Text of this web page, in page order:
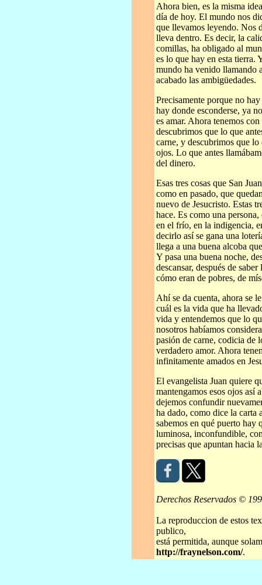
Ahora bien, es la misma
día de hoy. El mundo nos
que llevamos leyendo. Nos
lleva dentro. Es decir, la
comillas, ha obligado al
es lo que hay en esta tierra.
mundo ha venido llamando
acabado las ambigüedades.
Precisamente porque no
hay donde esconderse, ya
es amar. Ahora tenemos
descubrimos que lo que
carne, y descubrimos que
ojos. Lo que antes
del dinero.
Esas tres cosas que San
como en pasado, que
nuevo de Jesucristo. Estas
hace. Es como una
en el frío, en la indigencia,
decirlo así se gana una
llega a una buena alcoba
Y pasa una buena noche,
descansar, después de
cómo eran de pobres, de
Ahí se da cuenta, ahora se
cuál es la vida que ha
vida y entendemos que lo
nosotros habíamos
pasión de carne, codicia de
verdadero amor. Ahora
infinitamente amados en
El evangelista Juan quiere
mantengamos esos ojos así
dejemos confundir
ha dado, como dice la carta
sabemos en qué puerto hay
luminosa, inconfundible,
precisas que apuntan hacia
Derechos Reservados ©
La reproduccion de estos
publico,
está permitida, aunque
http://fraynelson.com/.